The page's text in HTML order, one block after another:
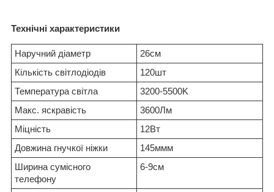
Технічні характеристики
Наручний діаметр
26см
Кількість світлодіодів
120шт
Температура світла
3200-5500K
Макс. яскравість
3600Лм
Міцність
12Вт
Довжина гнучкої ніжки
145ммм
Ширина сумісного
телефону
6-9см